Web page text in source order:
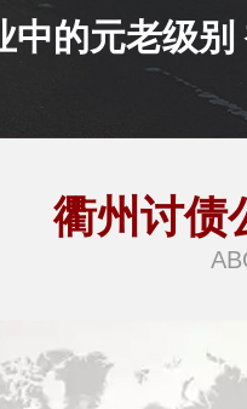
中的元老级别
衢州讨债